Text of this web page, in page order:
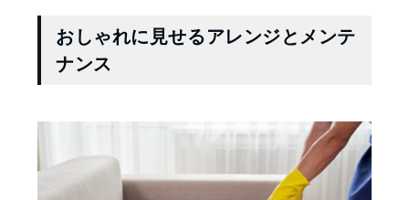
おしゃれに見せるアレンジとメンテ
ナンス